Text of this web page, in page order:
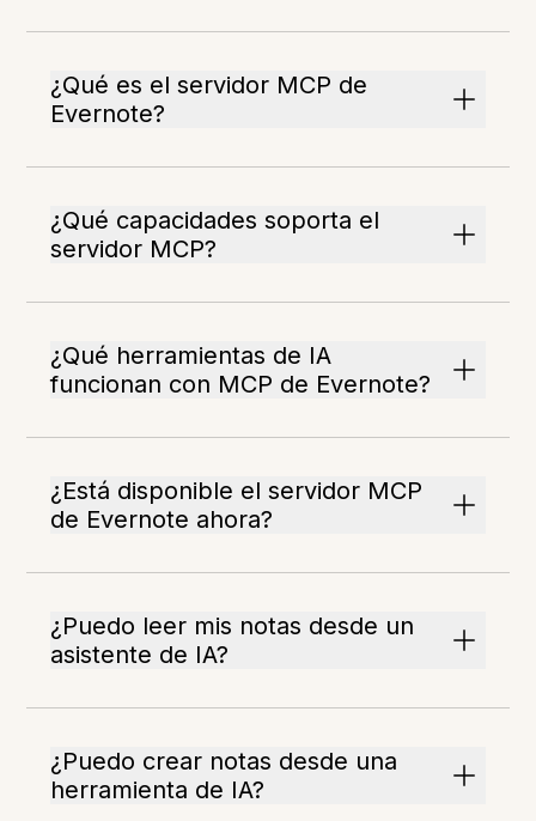
¿Qué es el servidor MCP de
Evernote?
¿Qué capacidades soporta el
servidor MCP?
¿Qué herramientas de IA
funcionan con MCP de Evernote?
¿Está disponible el servidor MCP
de Evernote ahora?
¿Puedo leer mis notas desde un
asistente de IA?
¿Puedo crear notas desde una
herramienta de IA?